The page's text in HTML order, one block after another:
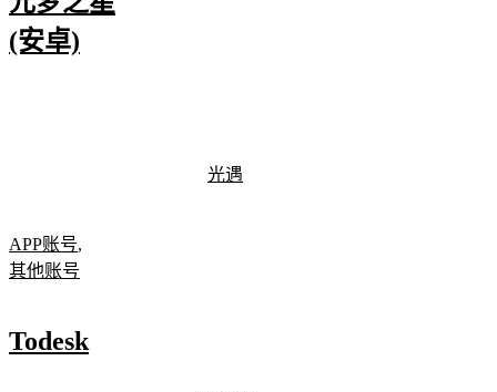
光遇
(安卓)
APP账号,
其他账号
Todesk